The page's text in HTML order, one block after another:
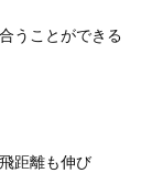
うことができる
距離も伸び